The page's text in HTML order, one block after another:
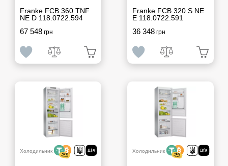
Franke FCB 360 TNF
NE D 118.0722.594
67 548грн
Franke FCB 320 S NE
E 118.0722.591
36 348грн
Холодильник Холодильник